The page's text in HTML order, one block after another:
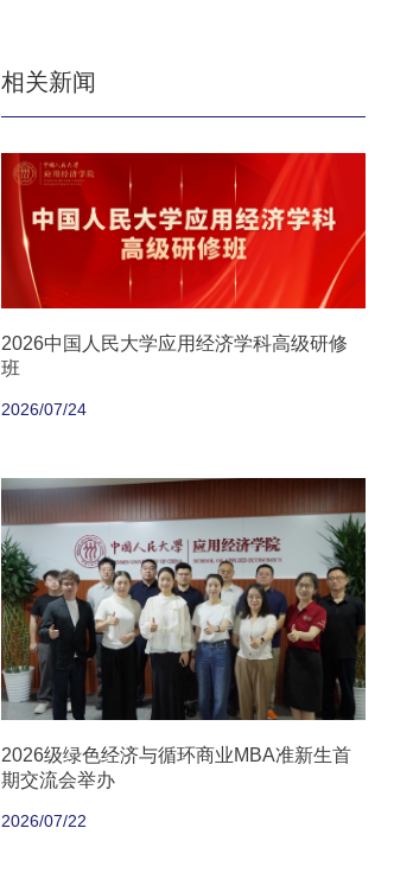
相关新闻
2026中国人民大学应用经济学科高级研修
班
2026/07/24
2026级绿色经济与循环商业MBA准新生首
期交流会举办
2026/07/22